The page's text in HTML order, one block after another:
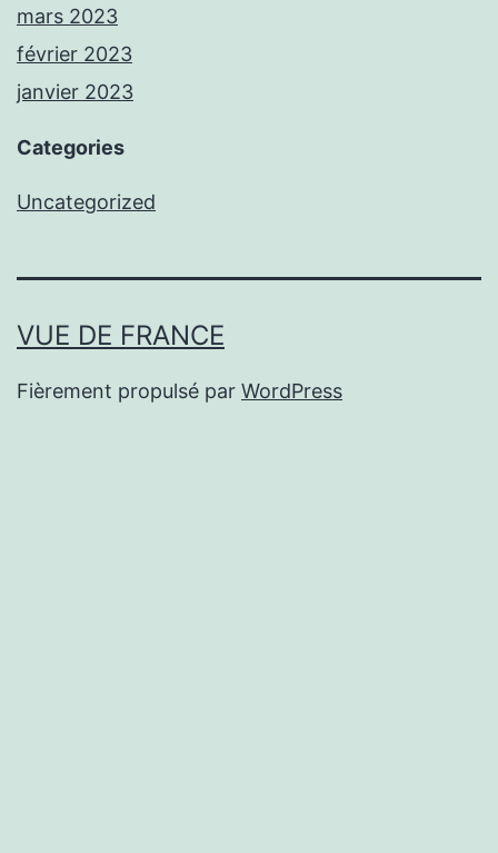
mars 2023
février 2023
janvier 2023
Categories
Uncategorized
VUE DE FRANCE
Fièrement propulsé par WordPress